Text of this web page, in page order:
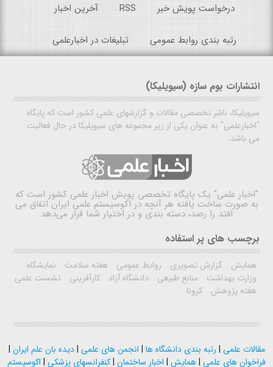
درخواست پویش خبر RSS آخرین اخبار
رتبه بندی روابط عمومی تبلیغات در اخبارعلمی
انتشارات بوم سازه (سیویلیکا)
سیویلیکا، ناشر تخصصی مقالات و گزارشهای علمی کشور است که پایگاه
"اخبارعلمی" به عنوان یکی از زیر مجموعه های سیویلیکا در حال فعالیت
می باشد.
"اخبار علمی" یک پایگاه تخصصی پویش اخبار علمی کشور است که
به صورت ساخت یافته هر آنچه در اکوسیستم علمی ایران اتفاق می
افتد را رصد، دسته بندی و در اختیار شما قرار می‌دهد
برچسب های پر استفاده
همایش گزارش تصویری روابط عمومی هفته سلامت
نمایشگاه
وزارت بهداشت
منابع طبیعی دانشگاه آزاد کارآفرینی
نشست علمی
هفته پژوهش
کرونا
مقالات علمی | رتبه بندی دانشگاه ها | انجمن های علمی |دیده بان علم ایران |
فراخوان های علمی |همایش | اخبار ساختمان |کنفرانسهای پزشکی | اکوسیستم